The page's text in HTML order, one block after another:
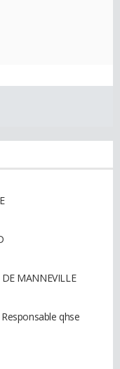
MANNEVILLE
qhse